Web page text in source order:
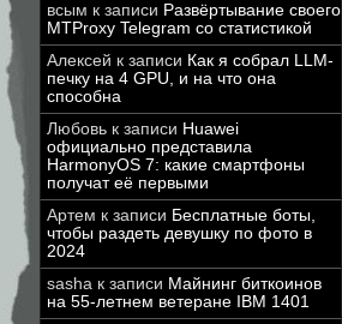
всым к записи Развёртывание своего
MTProxy Telegram со статистикой
Алексей к записи Как я собрал LLM-
печку на 4 GPU, и на что она
способна
Любовь к записи Huawei
официально представила
HarmonyOS 7: какие смартфоны
получат её первыми
Артем к записи Бесплатные боты,
чтобы раздеть девушку по фото в
2024
sasha к записи Майнинг биткоинов
на 55-летнем ветеране IBM 1401